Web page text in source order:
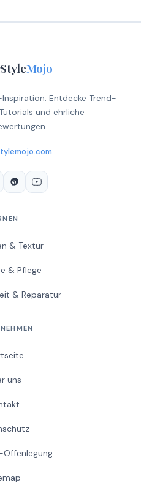
Mojo
Entdecke Trend-
und ehrliche
& Textur
& Pflege
& Reparatur
uns
Offenlegung